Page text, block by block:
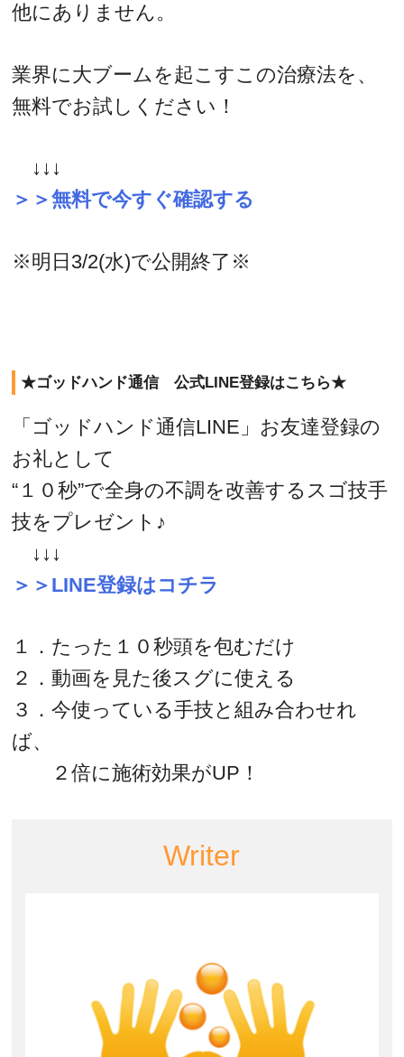
他にありません。
業界に大ブームを起こすこの治療法を、
無料でお試しください！
↓↓↓
＞＞無料で今すぐ確認する
※明日3/2(水)で公開終了※
★ゴッドハンド通信 公式LINE登録はこちら★
「ゴッドハンド通信LINE」お友達登録の
お礼として
“１０秒”で全身の不調を改善するスゴ技手
技をプレゼント♪
↓↓↓
＞＞LINE登録はコチラ
１．たった１０秒頭を包むだけ
２．動画を見た後スグに使える
３．今使っている手技と組み合わせれ
ば、
２倍に施術効果がUP！
Writer